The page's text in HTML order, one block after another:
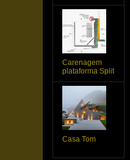
Carenagem
plataforma Split
Casa Tom